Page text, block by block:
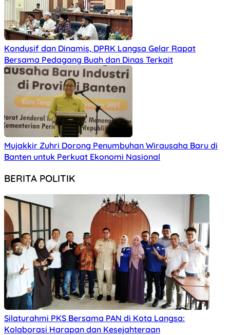
Kondusif dan Dinamis, DPRK Langsa Gelar Rapat
Bersama Pedagang Buah dan Dinas Terkait
Mujakkir Zuhri Dorong Penumbuhan Wirausaha Baru di
Banten untuk Perkuat Ekonomi Nasional
BERITA POLITIK
Silaturahmi PKS Bersama PAN di Kota Langsa:
Kolaborasi Harapan dan Kesejahteraan